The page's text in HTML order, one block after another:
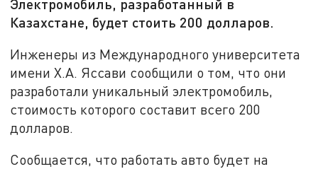
Электромобиль, разработанный в
Казахстане, будет стоить 200 долларов.
Инженеры из Международного университета
имени Х.А. Яссави сообщили о том, что они
разработали уникальный электромобиль,
стоимость которого составит всего 200
долларов.
Сообщается, что работать авто будет на